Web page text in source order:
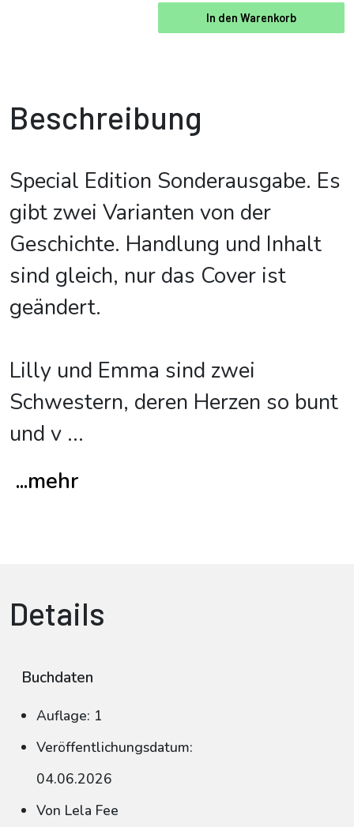
In den Warenkorb
Beschreibung
Special Edition Sonderausgabe. Es
gibt zwei Varianten von der
Geschichte. Handlung und Inhalt
sind gleich, nur das Cover ist
geändert.
Lilly und Emma sind zwei
Schwestern, deren Herzen so bunt
und v ...
...mehr
Details
Buchdaten
Auflage: 1
Veröffentlichungsdatum:
04.06.2026
Von Lela Fee